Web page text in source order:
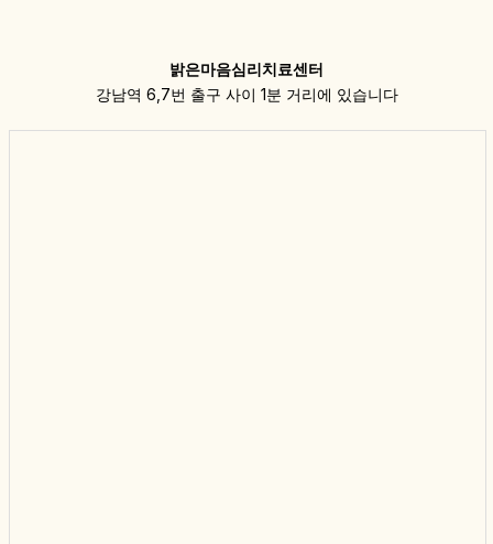
밝은마음심리치료센터
강남역 6,7번 출구 사이 1분 거리에 있습니다